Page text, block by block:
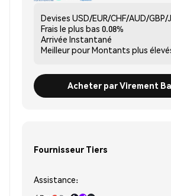
Devises USD/EUR/CHF/AUD/GBP/
Frais le plus bas 0.08%
Arrivée Instantané
Meilleur pourMontants plus
Acheter par Virement
Fournisseur Tiers
Assistance: